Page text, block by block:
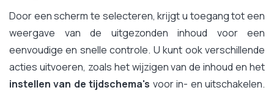
Door een scherm te selecteren, krijgt u toegang tot een
weergave van de uitgezonden inhoud voor een
eenvoudige en snelle controle. U kunt ook verschillende
acties uitvoeren, zoals het wijzigen van de inhoud en het
instellen van de tijdschema's voor in- en uitschakelen.